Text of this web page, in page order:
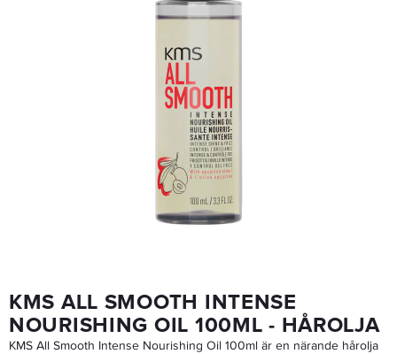
Joico Defy Damage Protective Shield 100 Ml
419 kr 314,25 kr
LÄGG I VARUKORGEN
KMS ALL SMOOTH INTENSE
NOURISHING OIL 100ML - HÅROLJA
KMS All Smooth Intense Nourishing Oil 100ml är en närande hårolja